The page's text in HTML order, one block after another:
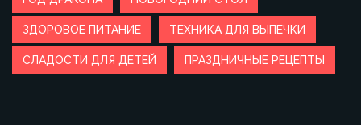
ЗДОРОВОЕ ПИТАНИЕ ТЕХНИКА ДЛЯ ВЫПЕЧКИ
СЛАДОСТИ ДЛЯ ДЕТЕЙ ПРАЗДНИЧНЫЕ РЕЦЕПТЫ